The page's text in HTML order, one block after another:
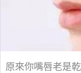
原來你嘴唇老是